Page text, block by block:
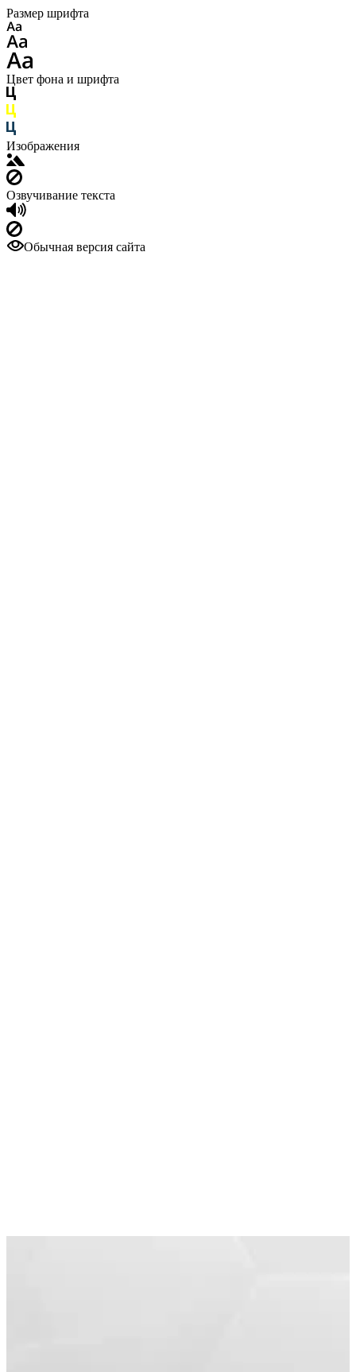
Размер шрифта
Цвет фона и шрифта
Изображения
Озвучивание текста
Обычная версия сайта